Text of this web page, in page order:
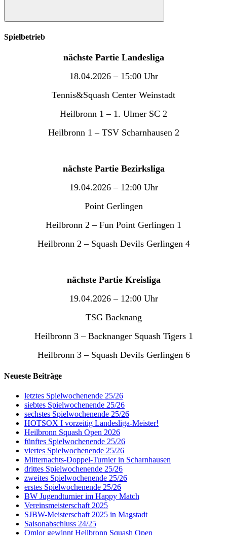
Suchen
Spielbetrieb
nächste Partie Landesliga
18.04.2026 – 15:00 Uhr
Tennis&Squash Center Weinstadt
Heilbronn 1 – 1. Ulmer SC 2
Heilbronn 1 – TSV Scharnhausen 2
nächste Partie Bezirksliga
19.04.2026 – 12:00 Uhr
Point Gerlingen
Heilbronn 2 – Fun Point Gerlingen 1
Heilbronn 2 – Squash Devils Gerlingen 4
nächste Partie Kreisliga
19.04.2026 – 12:00 Uhr
TSG Backnang
Heilbronn 3 – Backnanger Squash Tigers 1
Heilbronn 3 – Squash Devils Gerlingen 6
Neueste Beiträge
letztes Spielwochenende 25/26
siebtes Spielwochenende 25/26
sechstes Spielwochenende 25/26
HOTSOX I vorzeitig Landesliga-Meister!
Heilbronn Squash Open 2026
fünftes Spielwochenende 25/26
viertes Spielwochenende 25/26
Mitternachts-Doppel-Turnier in Scharnhausen
drittes Spielwochenende 25/26
zweites Spielwochenende 25/26
erstes Spielwochenende 25/26
BW Jugendturnier im Happy Match
Vereinsmeisterschaft 2025
SJBW-Meisterschaft 2025 in Magstadt
Saisonabschluss 24/25
Omlor gewinnt Heilbronn Squash Open